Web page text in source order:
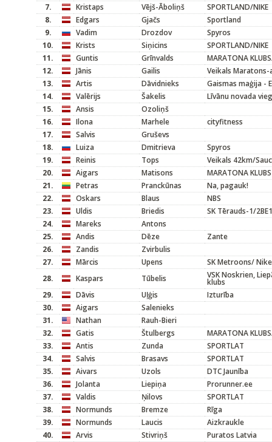
7.
Kristaps Vējš-Āboliņš
SPORTLAND/NIKE
8.
Edgars Gjačs
Sportland
9.
Vadim Drozdov
Spyros
10.
Krists Siņicins
SPORTLAND/NIKE
11.
Guntis Grīnvalds
MARATONA
12.
Jānis Gailis
Veikals Maratons-
13.
Artis Dāvidnieks
Gaismas maģija -
14.
Valērijs Šakelis
Līvānu novada
15.
Ansis
Ozoliņš
16.
Ilona Marhele
cityfitness
17.
Salvis
Gruševs
18.
Luiza Dmitrieva
Spyros
19.
Reinis Tops
Veikals 42km/
20.
Aigars Matisons
MARATONA KLUBS
21.
Petras Pranckūnas
Na, pagauk!
22.
Oskars Blaus
NBS
23.
Uldis Briedis
SK Tērauds-1/
24.
Mareks
Antons
25.
Andis Dēze
Zante
26.
Zandis
Zvirbulis
27.
Mārcis Upens
SK Metroons/ Nike
28.
Kaspars Tūbelis VSK Noskrien,
klubs
29.
Dāvis Uļģis
Izturība
30.
Aigars
Salenieks
31.
Nathan
Rauh-Bieri
32.
Gatis Štulbergs
MARATONA
33.
Antis Zunda
SPORTLAT
34.
Salvis Brasavs
SPORTLAT
35.
Aivars Uzols
DTC Jaunība
36.
Jolanta Liepiņa
Prorunner.ee
37.
Valdis Ņilovs
SPORTLAT
38.
Normunds Bremze
Rīga
39.
Normunds Laucis
Aizkraukle
40.
Arvis Stivriņš
Puratos Latvia